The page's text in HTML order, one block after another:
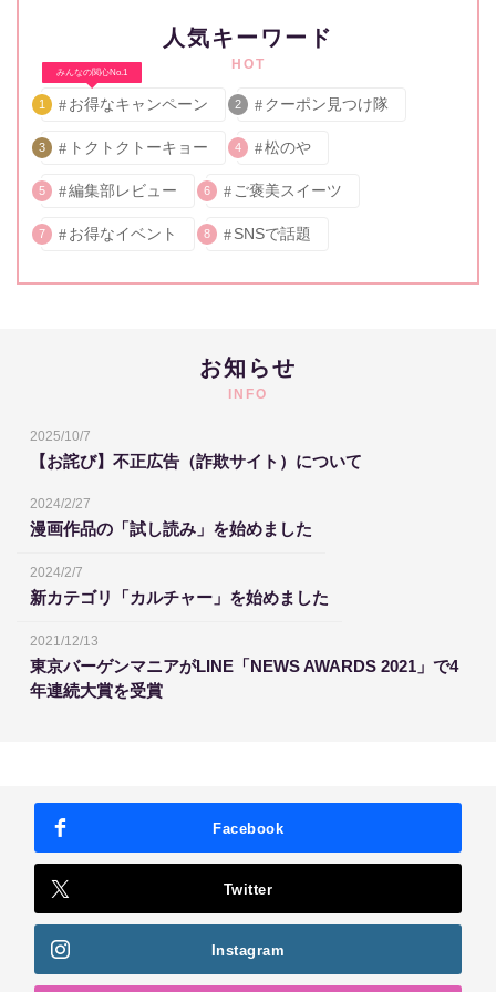
人気キーワード
HOT
みんなの関心No.1
1 お得なキャンペーン 2 クーポン見つけ隊
3 トクトクトーキョー 4 松のや
5 編集部レビュー 6 ご褒美スイーツ
7 お得なイベント 8 SNSで話題
お知らせ
INFO
2025/10/7
【お詫び】不正広告（詐欺サイト）について
2024/2/27
漫画作品の「試し読み」を始めました
2024/2/7
新カテゴリ「カルチャー」を始めました
2021/12/13
東京バーゲンマニアがLINE「NEWS AWARDS 2021」で4
年連続大賞を受賞
Facebook
Twitter
Instagram